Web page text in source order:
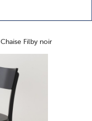
Chaise Filby noir